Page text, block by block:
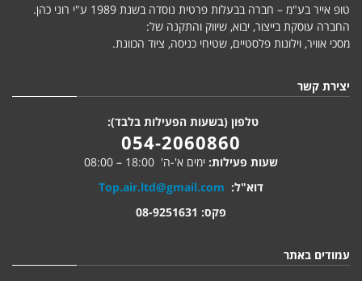
טופ אייר בע"מ – חברה בבעלות פרטית נוסדה בשנת 1989 ע"י רוני כהן.
החברה עוסקת בייצור, יבוא, שיווק והתקנה של:
מסכי אוויר, וילונות פלסטיים, שטיחי כניסה, ציוד הכוונת.
יצירת קשר
טלפון (בשעות הפעילות בלבד):
054-2060860
שעות פעילות: ימים א'-ה' 18:00 – 08:00
דוא"ל: Top.air.ltd@gmail.com
פקס: 08-9251631
עמודים באתר